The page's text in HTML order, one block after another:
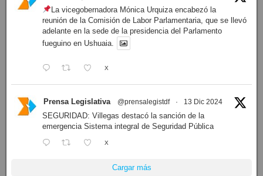
La vicegobernadora Mónica Urquiza encabezó la
reunión de la Comisión de Labor Parlamentaria, que se llevó
adelante en la sede de la presidencia del Parlamento
fueguino en Ushuaia.
X
Prensa Legislativa @prensalegistdf · 13 Dic 2024
SEGURIDAD: Villegas destacó la sanción de la
emergencia Sistema integral de Seguridad Pública
X
Cargar más